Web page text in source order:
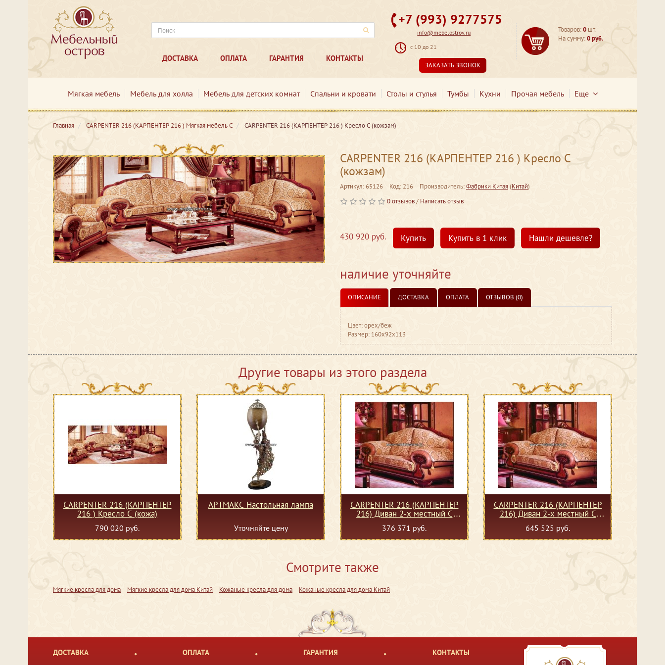
ДОСТАВКА ОПЛАТА ГАРАНТИЯ КОНТАКТЫ
+7 (993) 9277575
info@mebelostrov.ru
с 10 до 21
ЗАКАЗАТЬ ЗВОНОК
Товаров:0 шт.
На сумму:0 руб.
Мягкая мебель Мебель для холла Мебель для детских комнат Спальни и кровати Столы и стулья Тумбы Кухни Прочая мебель Еще
Главная CARPENTER 216 (КАРПЕНТЕР 216 ) Мягкая мебель С CARPENTER 216 (КАРПЕНТЕР 216 ) Кресло С (кожзам)
CARPENTER 216 (КАРПЕНТЕР 216 ) Кресло С
(кожзам)
Артикул: 65126 Код: 216 Производитель:Фабрики Китая(Китай)
0 отзывов/ Написать отзыв
430 920 руб. Купить Купить в 1 клик Нашли дешевле?
наличие уточняйте
ОПИСАНИЕ ДОСТАВКА ОПЛАТА ОТЗЫВОВ (0)
Цвет: орех/беж
Размер: 160x92x113
Другие товары из этого раздела
CARPENTER 216 (КАРПЕНТЕР
216 ) Кресло С (кожа)
790 020 руб.
АРТМАКС Настольная лампа
Уточняйте цену
CARPENTER 216 (КАРПЕНТЕР
216) Диван 2-х местный С
376 371 руб.
CARPENTER 216 (КАРПЕНТЕР
216) Диван 2-х местный С
645 525 руб.
Смотрите также
Мягкие кресла для дома Мягкие кресла для дома Китай Кожаные кресла для дома Кожаные кресла для дома Китай
ДОСТАВКА ОПЛАТА ГАРАНТИЯ КОНТАКТЫ